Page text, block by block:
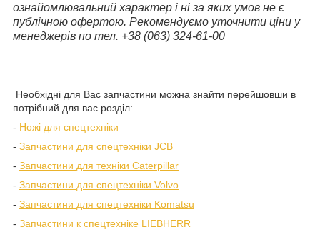
ознайомлювальний характер і ні за яких умов не є
публічною офертою. Рекомендуємо уточнити ціни у
менеджерів по тел. +38 (063) 324-61-00
Необхідні для Вас запчастини можна знайти перейшовши в
потрібний для вас розділ:
- Ножі для спецтехніки
- Запчастини для спецтехніки JCB
- Запчастини для техніки Caterpillar
- Запчастини для спецтехніки Volvo
- Запчастини для спецтехніки Komatsu
- Запчастини к спецтехніке LIEBHERR